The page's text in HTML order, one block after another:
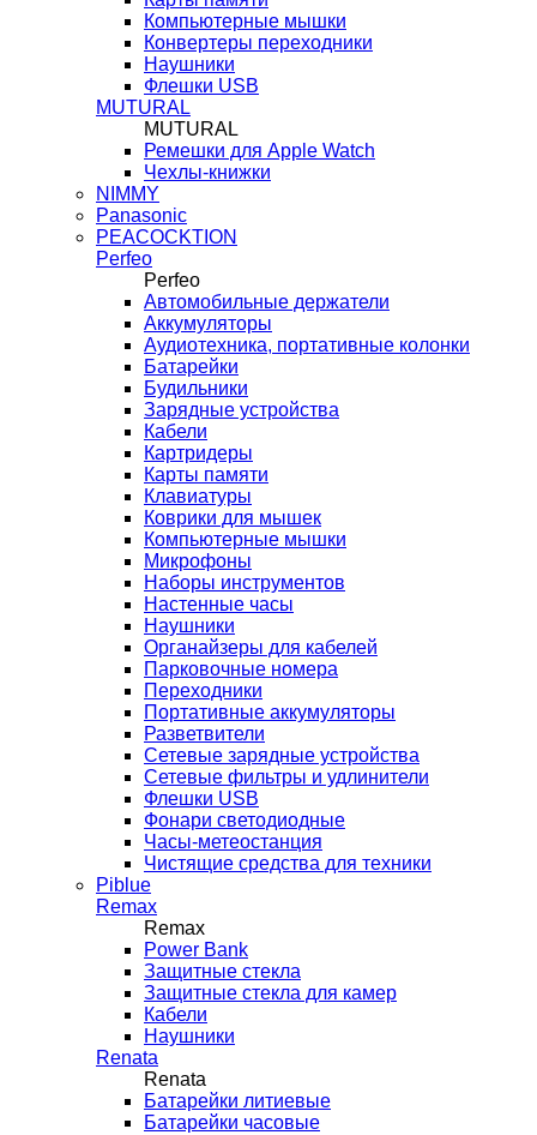
Компьютерные мышки
Конвертеры переходники
Наушники
Флешки USB
MUTURAL
MUTURAL
Ремешки для Apple Watch
Чехлы-книжки
NIMMY
Panasonic
PEACOCKTION
Perfeo
Perfeo
Автомобильные держатели
Аккумуляторы
Аудиотехника, портативные колонки
Батарейки
Будильники
Зарядные устройства
Кабели
Картридеры
Карты памяти
Клавиатуры
Коврики для мышек
Компьютерные мышки
Микрофоны
Наборы инструментов
Настенные часы
Наушники
Органайзеры для кабелей
Парковочные номера
Переходники
Портативные аккумуляторы
Разветвители
Сетевые зарядные устройства
Сетевые фильтры и удлинители
Флешки USB
Фонари светодиодные
Часы-метеостанция
Чистящие средства для техники
Piblue
Remax
Remax
Power Bank
Защитные стекла
Защитные стекла для камер
Кабели
Наушники
Renata
Renata
Батарейки литиевые
Батарейки часовые